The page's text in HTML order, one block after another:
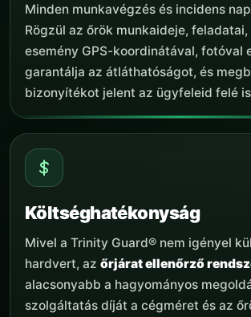
Minden munkavégzés és incidens
Rögzül az őrök munkaideje, feladatai,
esemény GPS-koordinátával, fotóval
garantálja az átláthatóságot, és
bizonyítékot jelent az ügyfeleid felé
Költséghatékonyság
Mivel a Trinity Guard® nem igényel
hardvert, az őrjárat ellenőrző
alacsonyabb a hagyományos
szolgáltatás díját a cégméret és az